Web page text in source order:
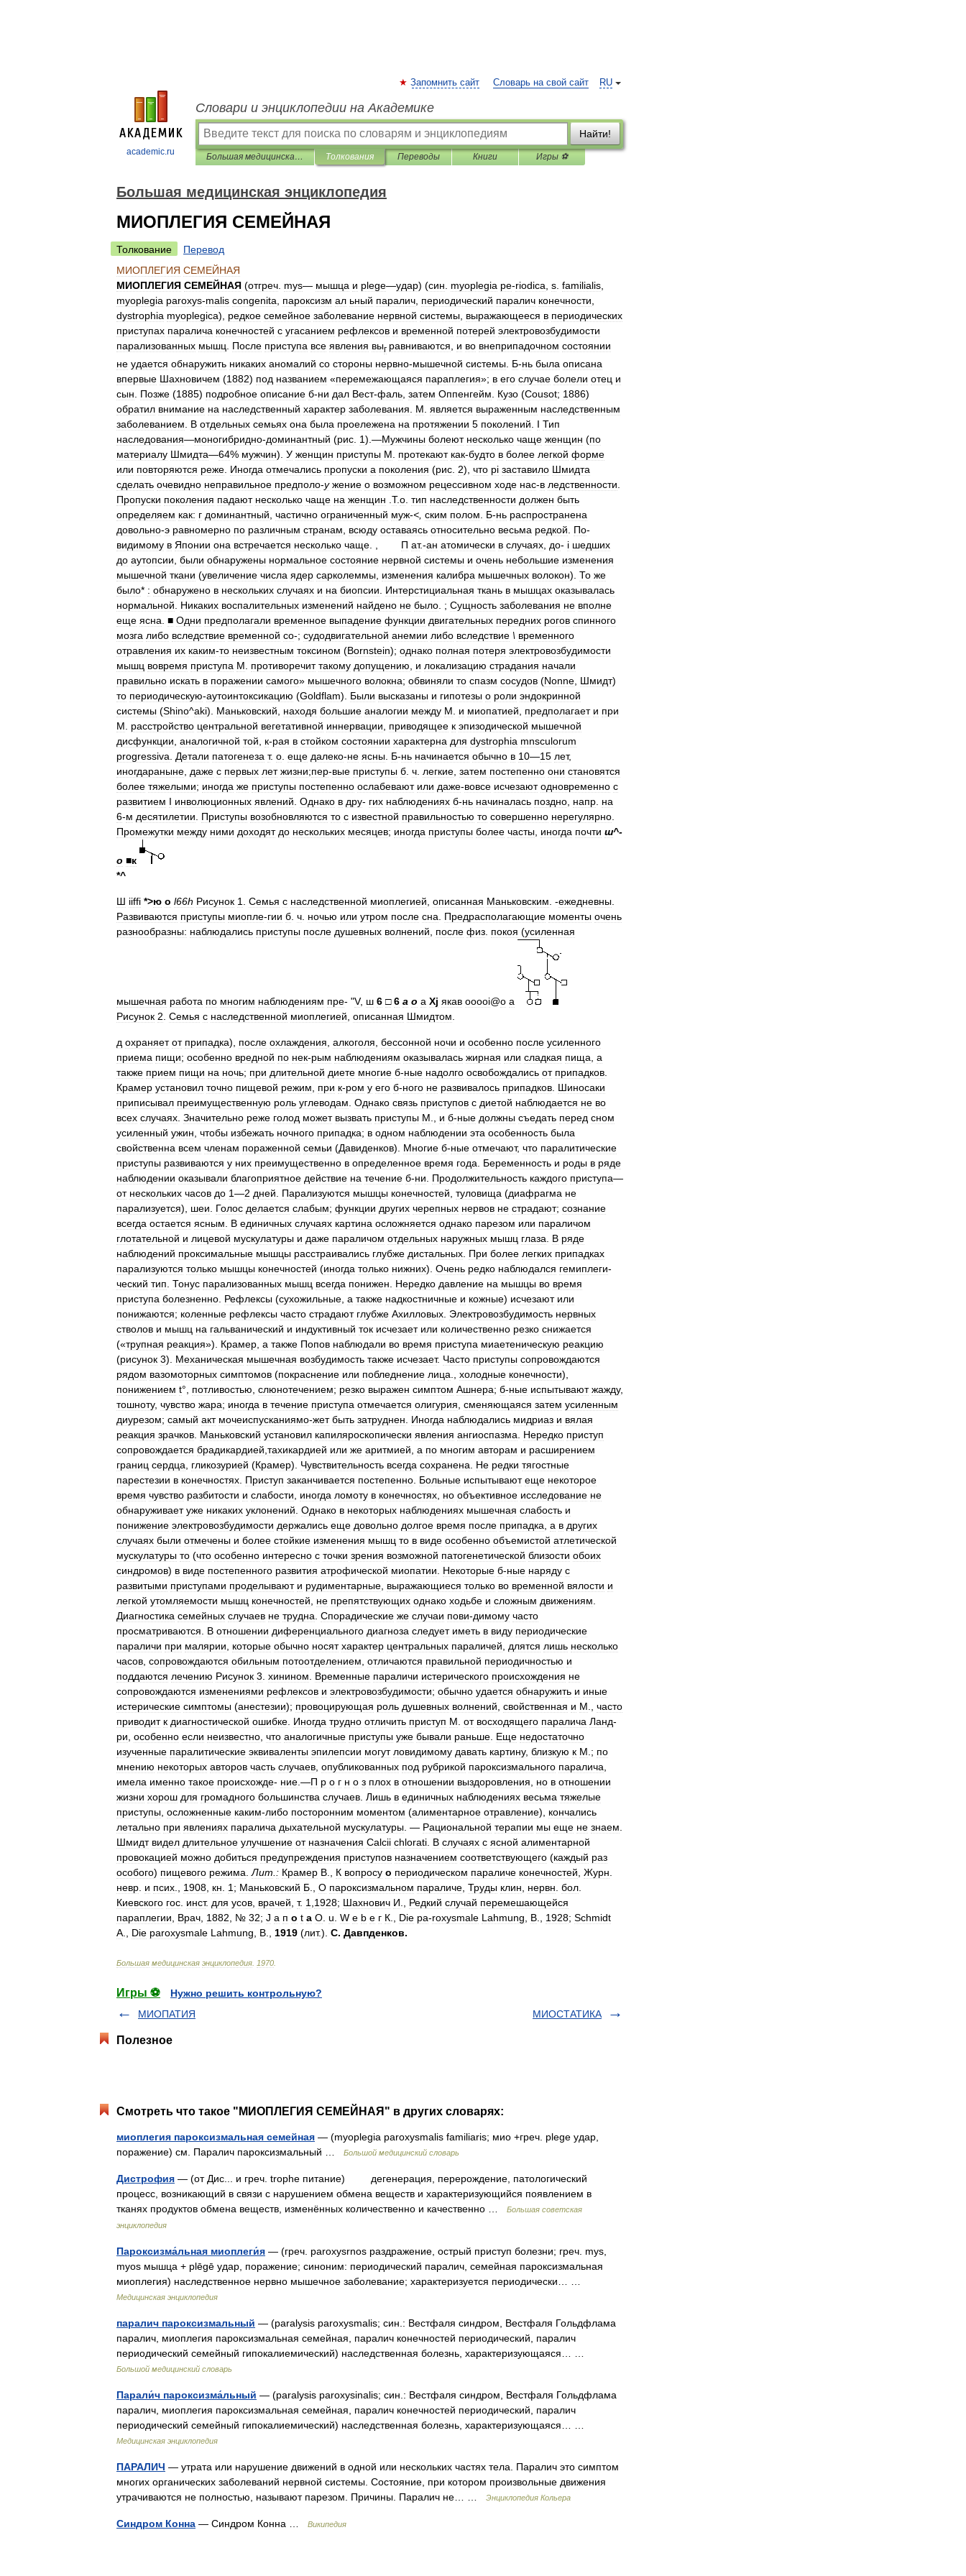
academic.ru
RU
Запомнить сайт Словарь на свой сайт
Словари и энциклопедии на Академике
Найти!
Большая медицинская энциклопедия Толкования Переводы Книги Игры ⚽
Большая медицинская энциклопедия
МИОПЛЕГИЯ СЕМЕЙНАЯ
Толкование
Перевод
МИОПЛЕГИЯ СЕМЕЙНАЯ
МИОПЛЕГИЯ СЕМЕЙНАЯ (отгреч mys— мышца и plege—удар) (син myoplegia ре-riodica s familialis
myoplegia paroxys-malis congenita пароксизм ал ьный паралич периодический паралич конечности
dystrophia myoplegica), редкое семейное заболевание нервной системы выражающееся в периодических
приступах паралича конечностей с угасанием рефлексов и временной потерей электровозбудимости
парализованных мышц После приступа все явления выг равниваются и во внеприпадочном состоянии
не удается обнаружить никаких аномалий со стороны нервно-мышечной системы Б-нь была описана
впервые Шахновичем (1882) под названием «перемежающаяся параплегия»; в его случае болели отец и
сын
Позже (1885) подробное описание б-ни дал Вест-фаль затем Оппенгейм Кузо (Cousot; 1886)
обратил внимание на наследственный характер заболевания М является выраженным наследственным
заболеванием
В отдельных семьях она была проележена на протяжении 5 поколений I Тип
наследования—моногибридно-доминантный (рис 1).—Мужчины болеют несколько чаще женщин (по
материалу Шмидта—64% мужчин). У женщин приступы М протекают как-будто в более легкой форме
или повторяются реже Иногда отмечались пропуски а поколения (рис 2), что pi заставило Шмидта
сделать очевидно неправильное предполо-у жение о возможном рецессивном ходе нас-в ледственности
Пропуски поколения падают несколько чаще на женщин Т.о тип наследственности должен быть
определяем как: г доминантный частично ограниченный муж-<, ским полом Б-нь распространена
довольно-э равномерно по различным странам всюду оставаясь относительно весьма редкой По-
видимому в Японии она встречается несколько чаще П ат.-ан атомически в случаях до- i шедших
до аутопсии были обнаружены нормальное состояние нервной системы и очень небольшие изменения
мышечной ткани (увеличение числа ядер сарколеммы изменения калибра мышечных волокон). То же
было* : обнаружено в нескольких случаях и на биопсии Интерстициальная ткань в мышцах оказывалась
нормальной
Никаких воспалительных изменений найдено не было . ; Сущность заболевания не вполне
еще ясна ■ Одни предполагали временное выпадение функции двигательных передних рогов спинного
мозга либо вследствие временной со-; судодвигательной анемии либо вследствие \ временного
отравления их каким-то неизвестным токсином (Bornstein); однако полная потеря электровозбудимости
мышц вовремя приступа М противоречит такому допущению и локализацию страдания начали
правильно искать в поражении самого» мышечного волокна; обвиняли то спазм сосудов (Nonne Шмидт)
то периодическую-аутоинтоксикацию (Goldflam). Были высказаны и гипотезы о роли эндокринной
системы (Shino^aki). Маньковский находя большие аналогии между М и миопатией предполагает и при
М
расстройство центральной вегетативной иннервации приводящее к эпизодической мышечной
дисфункции аналогичной той к-рая в стойком состоянии характерна для dystrophia mnsculorum
progressiva
Детали патогенеза т. о еще далеко-не ясны Б-нь начинается обычно в 10—15 лет,
иногдараныне даже с первых лет жизни;пер-вые приступы б ч легкие затем постепенно они становятся
более тяжелыми; иногда же приступы постепенно ослабевают или даже-вовсе исчезают одновременно с
развитием I инволюционных явлений Однако в дру- гих наблюдениях б-нь начиналась поздно напр на
6-м десятилетии Приступы возобновляются то с известной правильностью то совершенно нерегулярно
Промежутки между ними доходят до нескольких месяцев; иногда приступы более часты иногда почти ш^-
о ■к
*^
Ш iiffi *>ю о l66h Рисунок 1 Семья с наследственной миоплегией описанная Маньковским . -ежедневны
Развиваются приступы миопле-гии б ч ночью или утром после сна Предрасполагающие моменты очень
разнообразны: наблюдались приступы после душевных волнений после физ покоя (усиленная
мышечная работа по многим наблюдениям пре- "V, ш 6 □ 6 а о а Xj якав ooooi@o а
Рисунок 2 Семья с наследственной миоплегией описанная Шмидтом
д охраняет от припадка), после охлаждения алкоголя бессонной ночи и особенно после усиленного
приема пищи; особенно вредной по нек-рым наблюдениям оказывалась жирная или сладкая пища а
также прием пищи на ночь; при длительной диете многие б-ные надолго освобождались от припадков
Крамер установил точно пищевой режим при к-ром у его б-ного не развивалось припадков Шиносаки
приписывал преимущественную роль углеводам Однако связь приступов с диетой наблюдается не во
всех случаях Значительно реже голод может вызвать приступы М и б-ные должны съедать перед сном
усиленный ужин чтобы избежать ночного припадка; в одном наблюдении эта особенность была
свойственна всем членам пораженной семьи (Давиденков). Многие б-ные отмечают, что паралитические
приступы развиваются у них преимущественно в определенное время года Беременность и роды в ряде
наблюдении оказывали благоприятное действие на течение б-ни Продолжительность каждого приступа—
от нескольких часов до 1—2 дней Парализуются мышцы конечностей туловища (диафрагма не
парализуется), шеи Голос делается слабым; функции других черепных нервов не страдают; сознание
всегда остается ясным В единичных случаях картина осложняется однако парезом или параличом
глотательной и лицевой мускулатуры и даже параличом отдельных наружных мышц глаза В ряде
наблюдений проксимальные мышцы расстраивались глубже дистальных При более легких припадках
парализуются только мышцы конечностей (иногда только нижних). Очень редко наблюдался гемиплеги-
ческий тип Тонус парализованных мышц всегда понижен Нередко давление на мышцы во время
приступа болезненно Рефлексы (сухожильные а также надкостничные и кожные) исчезают или
понижаются; коленные рефлексы часто страдают глубже Ахилловых Электровозбудимость нервных
стволов и мышц на гальванический и индуктивный ток исчезает или количественно резко снижается
(«трупная реакция»). Крамер а также Попов наблюдали во время приступа миаетеническую реакцию
(рисунок 3). Механическая мышечная возбудимость также исчезает. Часто приступы сопровождаются
рядом вазомоторных симптомов (покраснение или побледнение лица холодные конечности),
понижением t°, потливостью слюнотечением; резко выражен симптом Ашнера; б-ные испытывают жажду,
тошноту, чувство жара; иногда в течение приступа отмечается олигурия сменяющаяся затем усиленным
диурезом; самый акт мочеиспусканиямо-жет быть затруднен Иногда наблюдались мидриаз и вялая
реакция зрачков Маньковский установил капиляроскопически явления ангиоспазма Нередко приступ
сопровождается брадикардией тахикардией или же аритмией а по многим авторам и расширением
границ сердца гликозурией (Крамер). Чувствительность всегда сохранена Не редки тягостные
парестезии в конечностях Приступ заканчивается постепенно Больные испытывают еще некоторое
время чувство разбитости и слабости иногда ломоту в конечностях но объективное исследование не
обнаруживает уже никаких уклонений Однако в некоторых наблюдениях мышечная слабость и
понижение электровозбудимости держались еще довольно долгое время после припадка а в других
случаях были отмечены и более стойкие изменения мышц то в виде особенно объемистой атлетической
мускулатуры то (что особенно интересно с точки зрения возможной патогенетической близости обоих
синдромов) в виде постепенного развития атрофической миопатии Некоторые б-ные наряду с
развитыми приступами проделывают и рудиментарные выражающиеся только во временной вялости и
легкой утомляемости мышц конечностей не препятствующих однако ходьбе и сложным движениям
Диагностика семейных случаев не трудна Спорадические же случаи пови-димому часто
просматриваются
В отношении диференциального диагноза следует иметь в виду периодические
параличи при малярии которые обычно носят характер центральных параличей длятся лишь несколько
часов сопровождаются обильным потоотделением отличаются правильной периодичностью и
поддаются лечению Рисунок 3 хинином Временные параличи истерического происхождения не
сопровождаются изменениями рефлексов и электровозбудимости; обычно удается обнаружить и иные
истерические симптомы (анестезии); провоцирующая роль душевных волнений свойственная и М
часто
приводит к диагностической ошибке Иногда трудно отличить приступ М от восходящего паралича Ланд-
ри особенно если неизвестно что аналогичные приступы уже бывали раньше Еще недостаточно
изученные паралитические эквиваленты эпилепсии могут ловидимому давать картину, близкую к М .; по
мнению некоторых авторов часть случаев опубликованных под рубрикой пароксизмального паралича
имела именно такое происхожде- ние .—П р о г н о з плох в отношении выздоровления но в отношении
жизни хорош для громадного большинства случаев Лишь в единичных наблюдениях весьма тяжелые
приступы осложненные каким-либо посторонним моментом (алиментарное отравление), кончались
летально при явлениях паралича дыхательной мускулатуры . — Рациональной терапии мы еще не знаем
Шмидт видел длительное улучшение от назначения Calcii chlorati В случаях с ясной алиментарной
провокацией можно добиться предупреждения приступов назначением соответствующего (каждый раз
особого) пищевого режима Лит : Крамер В К вопросу о периодическом параличе конечностей Журн
невр и псих 1908 кн 1 ; Маньковский Б О пароксизмальном параличе Труды клин нервн бол
Киевского гос инст. для усов врачей т. 1 1928; Шахнович И Редкий случай перемешающейся
параплегии
Врач 1882 , № 32; J а п о t а О u W e b e г К Die pa-roxysmale Lahmung В 1928; Schmidt
A
Die paroxysmale Lahmung В 1919 (лит.). С. Давпденков.
Большая медицинская энциклопедия 1970
Игры ⚽
Нужно решить контрольную?
МИОПАТИЯ
МИОСТАТИКА
Полезное
Смотреть что такое "МИОПЛЕГИЯ СЕМЕЙНАЯ" в других словарях:
миоплегия пароксизмальная семейная — (myoplegia paroxysmalis familiaris; мио +греч. plege удар,
поражение) см. Паралич пароксизмальный …
Большой медицинский словарь
Дистрофия — (от Дис... и греч. trophe питание) дегенерация, перерождение, патологический
процесс, возникающий в связи с нарушением обмена веществ и характеризующийся появлением в
тканях продуктов обмена веществ, изменённых количественно и качественно …
Большая советская
энциклопедия
Пароксизма́льная миоплеги́я — (греч. paroxysrnos раздражение, острый приступ болезни; греч. mys,
myos мышца + plēgē удар, поражение; синоним: периодический паралич, семейная пароксизмальная
миоплегия) наследственное нервно мышечное заболевание; характеризуется периодически… …
Медицинская энциклопедия
паралич пароксизмальный — (paralysis paroxysmalis; син.: Вестфаля синдром, Вестфаля Гольдфлама
паралич, миоплегия пароксизмальная семейная, паралич конечностей периодический, паралич
периодический семейный гипокалиемический) наследственная болезнь, характеризующаяся… …
Большой медицинский словарь
Парали́ч пароксизма́льный — (paralysis paroxysinalis; син.: Вестфаля синдром, Вестфаля Гольдфлама
паралич, миоплегия пароксизмальная семейная, паралич конечностей периодический, паралич
периодический семейный гипокалиемический) наследственная болезнь, характеризующаяся… …
Медицинская энциклопедия
ПАРАЛИЧ — утрата или нарушение движений в одной или нескольких частях тела. Паралич это симптом
многих органических заболеваний нервной системы. Состояние, при котором произвольные движения
утрачиваются не полностью, называют парезом. Причины. Паралич не… …
Энциклопедия Кольера
Синдром Конна — Синдром Конна … Википедия